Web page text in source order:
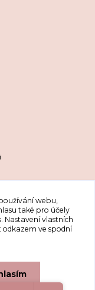
webu,
také pro účely
Nastavení vlastních
odkazem ve spodní